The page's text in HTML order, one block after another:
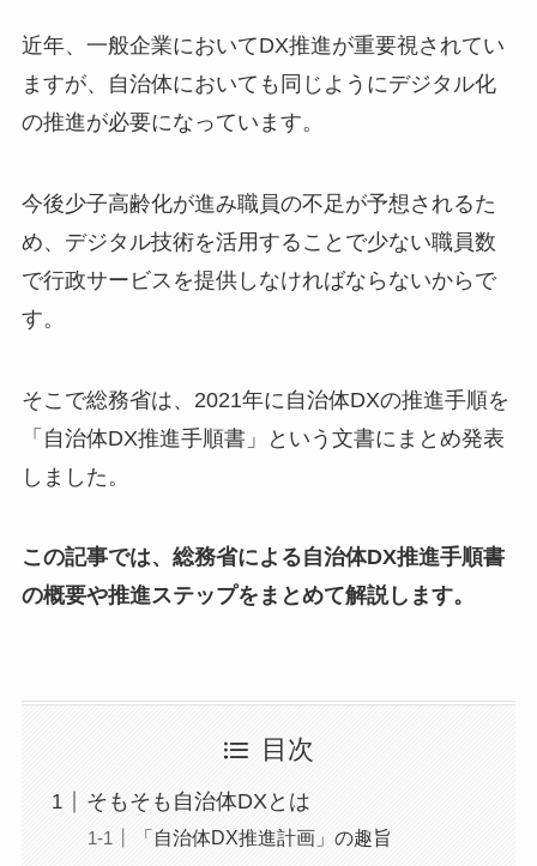
近年、一般企業においてDX推進が重要視されてい
ますが、自治体においても同じようにデジタル化
の推進が必要になっています。
今後少子高齢化が進み職員の不足が予想されるた
め、デジタル技術を活用することで少ない職員数
で行政サービスを提供しなければならないからで
す。
そこで総務省は、2021年に自治体DXの推進手順を
「自治体DX推進手順書」という文書にまとめ発表
しました。
この記事では、総務省による自治体DX推進手順書
の概要や推進ステップをまとめて解説します。
目次
そもそも自治体DXとは
「自治体DX推進計画」の趣旨